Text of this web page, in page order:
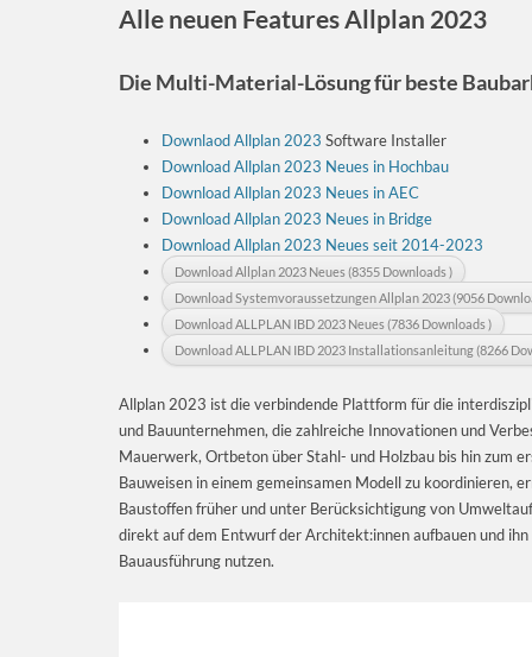
Alle neuen Features Allplan 2023
Die Multi-Material-Lösung für beste
Downlaod Allplan 2023 Software Installer
Download Allplan 2023 Neues in Hochbau
Download Allplan 2023 Neues in AEC
Download Allplan 2023 Neues in Bridge
Download Allplan 2023 Neues seit 2014-2023
Download Allplan 2023 Neues (8355 Downloads )
Download Systemvoraussetzungen Allplan 2023 (9056
Download ALLPLAN IBD 2023 Neues (7836 Downloads )
Download ALLPLAN IBD 2023 Installationsanleitung (8266
Allplan 2023 ist die verbindende Plattform für die
und Bauunternehmen, die zahlreiche Innovationen und
Mauerwerk, Ortbeton über Stahl- und Holzbau bis hin zum
Bauweisen in einem gemeinsamen Modell zu koordinieren,
Baustoffen früher und unter Berücksichtigung von
direkt auf dem Entwurf der Architekt:innen aufbauen und
Bauausführung nutzen.